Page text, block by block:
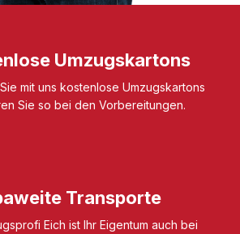
Umzugskartons
mit uns kostenlose Umzugskartons
Sie so bei den Vorbereitungen.
Transporte
Eich ist Ihr Eigentum auch bei